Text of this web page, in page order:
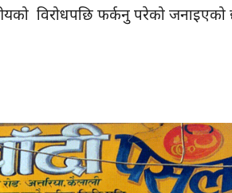
विरोधपछि फर्कनु परेको जनाइएको